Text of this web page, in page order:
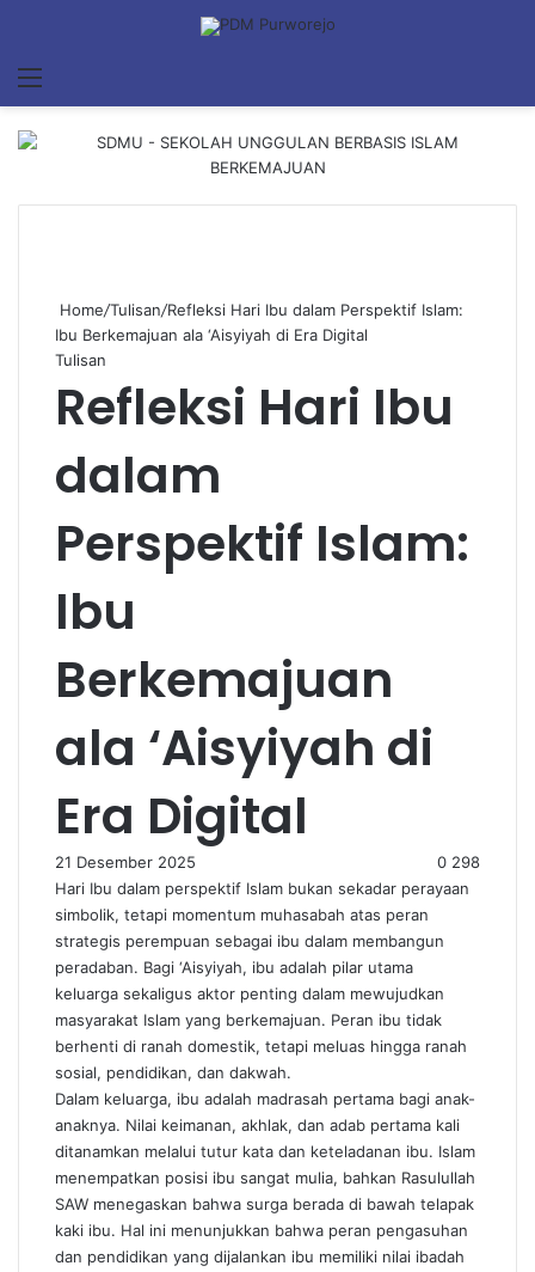
Menu
Home/Tulisan/Refleksi Hari Ibu dalam Perspektif Islam:
Ibu Berkemajuan ala ‘Aisyiyah di Era Digital
Tulisan
Refleksi Hari Ibu
dalam
Perspektif Islam:
Ibu
Berkemajuan
ala ‘Aisyiyah di
Era Digital
21 Desember 2025 0 298
Hari Ibu dalam perspektif Islam bukan sekadar perayaan
simbolik, tetapi momentum muhasabah atas peran
strategis perempuan sebagai ibu dalam membangun
peradaban. Bagi ‘Aisyiyah, ibu adalah pilar utama
keluarga sekaligus aktor penting dalam mewujudkan
masyarakat Islam yang berkemajuan. Peran ibu tidak
berhenti di ranah domestik, tetapi meluas hingga ranah
sosial, pendidikan, dan dakwah.
Dalam keluarga, ibu adalah madrasah pertama bagi anak-
anaknya. Nilai keimanan, akhlak, dan adab pertama kali
ditanamkan melalui tutur kata dan keteladanan ibu. Islam
menempatkan posisi ibu sangat mulia, bahkan Rasulullah
SAW menegaskan bahwa surga berada di bawah telapak
kaki ibu. Hal ini menunjukkan bahwa peran pengasuhan
dan pendidikan yang dijalankan ibu memiliki nilai ibadah